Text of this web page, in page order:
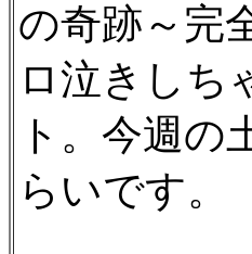
の奇跡～完
ロ泣きしち
ト。今週
らいです。